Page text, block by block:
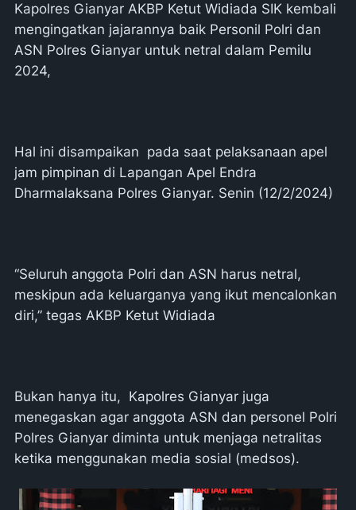
Kapolres Gianyar AKBP Ketut Widiada SIK kembali
mengingatkan jajarannya baik Personil Polri dan
ASN Polres Gianyar untuk netral dalam Pemilu
2024,
Hal ini disampaikan pada saat pelaksanaan apel
jam pimpinan di Lapangan Apel Endra
Dharmalaksana Polres Gianyar. Senin (12/2/2024)
“Seluruh anggota Polri dan ASN harus netral,
meskipun ada keluarganya yang ikut mencalonkan
diri,” tegas AKBP Ketut Widiada
Bukan hanya itu, Kapolres Gianyar juga
menegaskan agar anggota ASN dan personel Polri
Polres Gianyar diminta untuk menjaga netralitas
ketika menggunakan media sosial (medsos).